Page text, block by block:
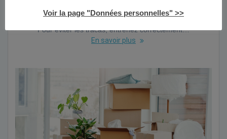
CHANGEMENT DE SITUATION
Pour éviter les tracas, entrenez correctement…
En savoir plus
Voir la page "Données personnelles" >>